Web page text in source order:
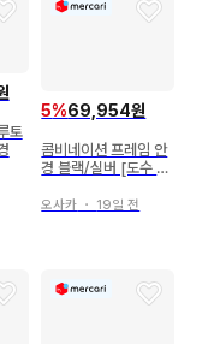
토
5%69,954원
콤비네이션 프레임 안
경 블랙/실버 [도수 있
오사카 ・ 19일 전